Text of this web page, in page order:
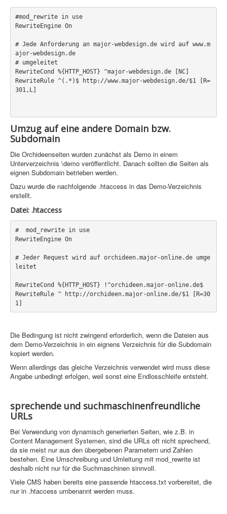
JavaScript
Home
PovRay
CMS
Grafik
JavaScript
Sicherheit
Home
PovRay
PHP
Webdesign
CMS
JavaScript
Sicherheit
Browsergames mit PovRay +
PovRay
PHP
Webdesign
CMS
Grafik
#mod_rewrite in use
RewriteEngine On
# Jede Anforderung an major-webdesign.de wird auf www.m
ajor-webdesign.de
# umgeleitet
RewriteCond %{HTTP_HOST} ^major-webdesign.de [NC]
RewriteRule ^(.*)$ http://www.major-webdesign.de/$1 [R=
301,L]
Umzug auf eine andere Domain bzw.
Subdomain
Die Orchideenseiten wurden zunächst als Demo in einem
Unterverzeichnis \demo veröffentlicht. Danach sollten die Seiten als
eignen Subdomain betrieben werden.
Dazu wurde die nachfolgende .htaccess in das Demo-Verzeichnis
erstellt.
Datei: .htaccess
#  mod_rewrite in use
RewriteEngine On
# Jeder Request wird auf orchideen.major-online.de umge
leitet
RewriteCond %{HTTP_HOST} !^orchideen.major-online.de$
RewriteRule ^ http://orchideen.major-online.de/$1 [R=30
1]
Die Bedingung ist nicht zwingend erforderlich, wenn die Dateien aus
dem Demo-Verzeichnis in ein eignens Verzeichnis für die Subdomain
kopiert werden.
Wenn allerdings das gleiche Verzeichnis verwendet wird muss diese
Angabe unbedingt erfolgen, weil sonst eine Endlosschleife entsteht.
sprechende und suchmaschinenfreundliche
URLs
Bei Verwendung von dynamisch generierten Seiten, wie z.B. in
Content Management Systemen, sind die URLs oft nicht sprechend,
da sie meist nur aus den übergebenen Parametern und Zahlen
bestehen. Eine Umschreibung und Umleitung mit mod_rewrite ist
deshalb nicht nur für die Suchmaschinen sinnvoll.
Viele CMS haben bereits eine passende htaccess.txt vorbereitet, die
nur in .htaccess umbenannt werden muss.